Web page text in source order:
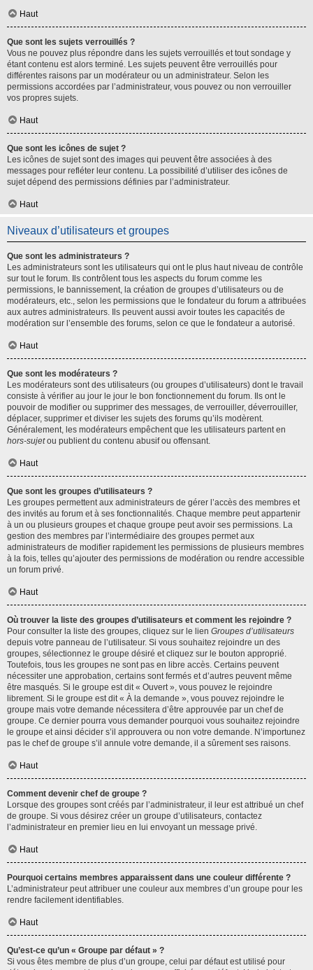
Haut
Que sont les sujets verrouillés ?
Vous ne pouvez plus répondre dans les sujets verrouillés et tout sondage y
étant contenu est alors terminé. Les sujets peuvent être verrouillés pour
différentes raisons par un modérateur ou un administrateur. Selon les
permissions accordées par l’administrateur, vous pouvez ou non verrouiller
vos propres sujets.
Haut
Que sont les icônes de sujet ?
Les icônes de sujet sont des images qui peuvent être associées à des
messages pour refléter leur contenu. La possibilité d’utiliser des icônes de
sujet dépend des permissions définies par l’administrateur.
Haut
Niveaux d’utilisateurs et groupes
Que sont les administrateurs ?
Les administrateurs sont les utilisateurs qui ont le plus haut niveau de contrôle
sur tout le forum. Ils contrôlent tous les aspects du forum comme les
permissions, le bannissement, la création de groupes d’utilisateurs ou de
modérateurs, etc., selon les permissions que le fondateur du forum a attribuées
aux autres administrateurs. Ils peuvent aussi avoir toutes les capacités de
modération sur l’ensemble des forums, selon ce que le fondateur a autorisé.
Haut
Que sont les modérateurs ?
Les modérateurs sont des utilisateurs (ou groupes d’utilisateurs) dont le travail
consiste à vérifier au jour le jour le bon fonctionnement du forum. Ils ont le
pouvoir de modifier ou supprimer des messages, de verrouiller, déverrouiller,
déplacer, supprimer et diviser les sujets des forums qu’ils modèrent.
Généralement, les modérateurs empêchent que les utilisateurs partent en
hors-sujetou publient du contenu abusif ou offensant.
Haut
Que sont les groupes d’utilisateurs ?
Les groupes permettent aux administrateurs de gérer l’accès des membres et
des invités au forum et à ses fonctionnalités. Chaque membre peut appartenir
à un ou plusieurs groupes et chaque groupe peut avoir ses permissions. La
gestion des membres par l’intermédiaire des groupes permet aux
administrateurs de modifier rapidement les permissions de plusieurs membres
à la fois, telles qu’ajouter des permissions de modération ou rendre accessible
un forum privé.
Haut
Où trouver la liste des groupes d’utilisateurs et comment les rejoindre ?
Pour consulter la liste des groupes, cliquez sur le lien Groupes d’utilisateurs
depuis votre panneau de l’utilisateur. Si vous souhaitez rejoindre un des
groupes, sélectionnez le groupe désiré et cliquez sur le bouton approprié.
Toutefois, tous les groupes ne sont pas en libre accès. Certains peuvent
nécessiter une approbation, certains sont fermés et d’autres peuvent même
être masqués. Si le groupe est dit « Ouvert », vous pouvez le rejoindre
librement. Si le groupe est dit « À la demande », vous pouvez rejoindre le
groupe mais votre demande nécessitera d’être approuvée par un chef de
groupe. Ce dernier pourra vous demander pourquoi vous souhaitez rejoindre
le groupe et ainsi décider s’il approuvera ou non votre demande. N’importunez
pas le chef de groupe s’il annule votre demande, il a sûrement ses raisons.
Haut
Comment devenir chef de groupe ?
Lorsque des groupes sont créés par l’administrateur, il leur est attribué un chef
de groupe. Si vous désirez créer un groupe d’utilisateurs, contactez
l’administrateur en premier lieu en lui envoyant un message privé.
Haut
Pourquoi certains membres apparaissent dans une couleur différente ?
L’administrateur peut attribuer une couleur aux membres d’un groupe pour les
rendre facilement identifiables.
Haut
Qu’est-ce qu’un « Groupe par défaut » ?
Si vous êtes membre de plus d’un groupe, celui par défaut est utilisé pour